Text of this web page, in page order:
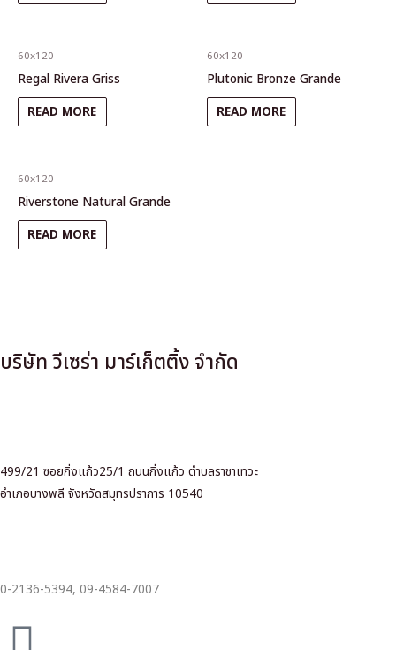
60x120
Regal Rivera Griss
READ MORE
60x120
Plutonic Bronze Grande
READ MORE
60x120
Riverstone Natural Grande
READ MORE
บริษัท วีเซร่า มาร์เก็ตติ้ง จำกัด
499/21 ซอยกิ่งแก้ว25/1 ถนนกิ่งแก้ว ตำบลราชาเทวะ
อำเภอบางพลี จังหวัดสมุทรปราการ 10540
0-2136-5394, 09-4584-7007